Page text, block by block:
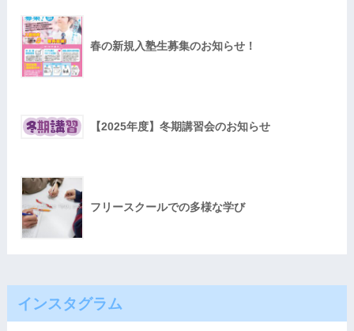
春の新規入塾生募集のお知らせ！
【2025年度】冬期講習会のお知らせ
フリースクールでの多様な学び
インスタグラム